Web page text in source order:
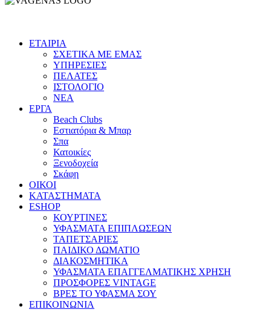
ΕΤΑΙΡΙΑ
ΣΧΕΤΙΚΑ ΜΕ ΕΜΑΣ
ΥΠΗΡΕΣΙΕΣ
ΠΕΛΑΤΕΣ
ΙΣΤΟΛΟΓΙΟ
ΝΕΑ
ΕΡΓΑ
Beach Clubs
Εστιατόρια & Μπαρ
Σπα
Κατοικίες
Ξενοδοχεία
Σκάφη
ΟΙΚΟΙ
ΚΑΤΑΣΤΗΜΑΤΑ
ESHOP
ΚΟΥΡΤΙΝΕΣ
ΥΦΑΣΜΑΤΑ ΕΠΙΠΛΩΣΕΩΝ
ΤΑΠΕΤΣΑΡΙΕΣ
ΠΑΙΔΙΚΟ ΔΩΜΑΤΙΟ
ΔΙΑΚΟΣΜΗΤΙΚΑ
ΥΦΑΣΜΑΤΑ ΕΠΑΓΓΕΛΜΑΤΙΚΗΣ ΧΡΗΣΗ
ΠΡΟΣΦΟΡΕΣ VINTAGE
ΒΡΕΣ ΤΟ ΥΦΑΣΜΑ ΣΟΥ
ΕΠΙΚΟΙΝΩΝΙΑ